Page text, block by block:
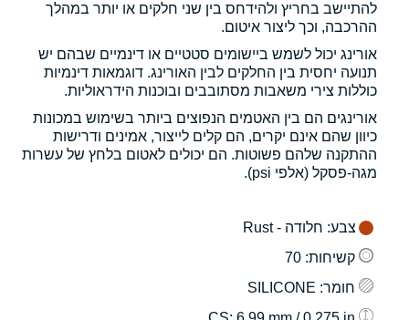
להתיישב בחריץ ולהידחס בין שני חלקים או יותר במהלך
ההרכבה, וכך ליצור איטום.
אורינג יכול לשמש ביישומים סטטיים או דינמיים שבהם יש
תנועה יחסית בין החלקים לבין האורינג. דוגמאות דינמיות
כוללות צירי משאבות מסתובבים ובוכנות הידראוליות.
אורינגים הם בין האטמים הנפוצים ביותר בשימוש במכונות
כיוון שהם אינם יקרים, הם קלים לייצור, אמינים ודרישות
ההתקנה שלהם פשוטות. הם יכולים לאטום בלחץ של עשרות
מגה-פסקל (אלפי psi).
צבע: חלודה - Rust
קשיחות: 70
חומר: SILICONE